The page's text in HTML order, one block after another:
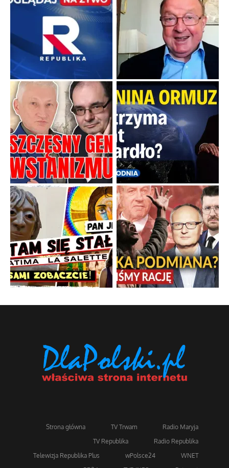
Strona główna TV Trwam
Radio Maryja
TV Republika
Radio Republika
Telewizja Republika Plus
wPolsce24
WNET